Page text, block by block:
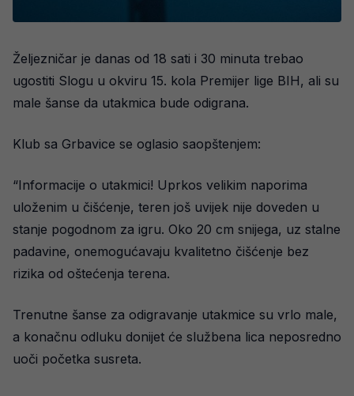
Željezničar je danas od 18 sati i 30 minuta trebao
ugostiti Slogu u okviru 15. kola Premijer lige BIH, ali su
male šanse da utakmica bude odigrana.
Klub sa Grbavice se oglasio saopštenjem:
“Informacije o utakmici! Uprkos velikim naporima
uloženim u čišćenje, teren još uvijek nije doveden u
stanje pogodnom za igru. Oko 20 cm snijega, uz stalne
padavine, onemogućavaju kvalitetno čišćenje bez
rizika od oštećenja terena.
Trenutne šanse za odigravanje utakmice su vrlo male,
a konačnu odluku donijet će službena lica neposredno
uoči početka susreta.